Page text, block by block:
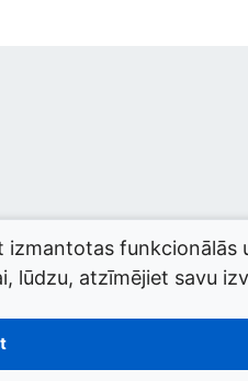
izmantotas
lūdzu, atzīmējiet savu